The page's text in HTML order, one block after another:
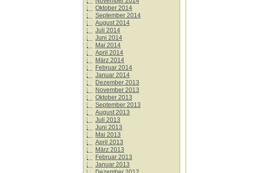
Oktober 2014
September 2014
August 2014
Juli 2014
Juni 2014
Mai 2014
April 2014
März 2014
Februar 2014
Januar 2014
Dezember 2013
November 2013
Oktober 2013
September 2013
August 2013
Juli 2013
Juni 2013
Mai 2013
April 2013
März 2013
Februar 2013
Januar 2013